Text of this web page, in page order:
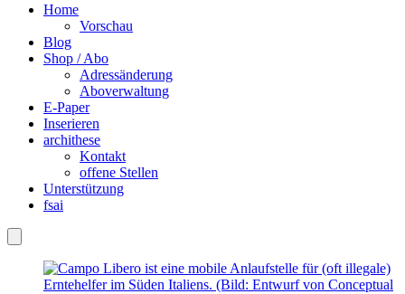
Home
Vorschau
Blog
Shop / Abo
Adressänderung
Aboverwaltung
E-Paper
Inserieren
archithese
Kontakt
offene Stellen
Unterstützung
fsai